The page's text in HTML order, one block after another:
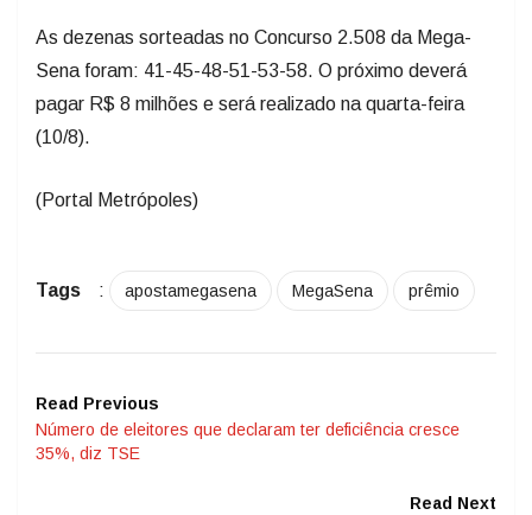
As dezenas sorteadas no Concurso 2.508 da Mega-
Sena foram: 41-45-48-51-53-58. O próximo deverá
pagar R$ 8 milhões e será realizado na quarta-feira
(10/8).
(Portal Metrópoles)
Tags : apostamegasena MegaSena prêmio
Read Previous
Número de eleitores que declaram ter deficiência cresce
35%, diz TSE
Read Next